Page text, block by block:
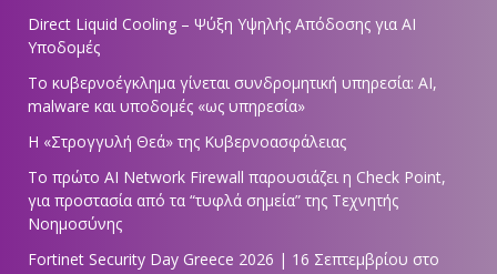
Direct Liquid Cooling – Ψύξη Υψηλής Απόδοσης για AI
Υποδομές
Το κυβερνοέγκλημα γίνεται συνδρομητική υπηρεσία: AI,
malware και υποδομές «ως υπηρεσία»
Η «Στρογγυλή Θεά» της Κυβερνοασφάλειας
Tο πρώτο AI Network Firewall παρουσιάζει η Check Point,
για προστασία από τα “τυφλά σημεία” της Τεχνητής
Νοημοσύνης
Fortinet Security Day Greece 2026 | 16 Σεπτεμβρίου στο